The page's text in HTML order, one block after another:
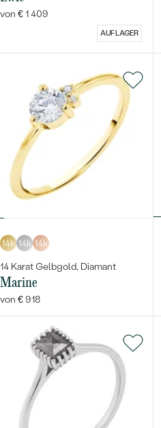
von € 1 409
AUF LAGER
14k 14k 14k
14 Karat Gelbgold, Diamant
Marine
von € 918